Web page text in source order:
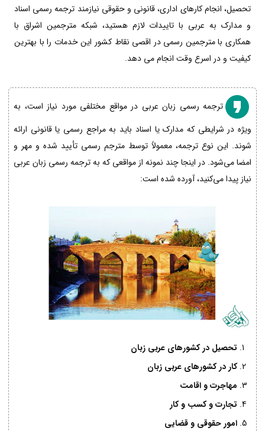
تحصیل، انجام کارهای اداری، قانونی و حقوقی نیازمند ترجمه رسمی اسناد
و مدارک به عربی با تاییدات لازم هستید، شبکه مترجمین اشراق با
همکاری با مترجمین رسمی در اقصی نقاط کشور این خدمات را با بهترین
کیفیت و در اسرع وقت انجام می دهد.
ترجمه رسمی زبان عربی در مواقع مختلفی مورد نیاز است، به
ویژه در شرایطی که مدارک یا اسناد باید به مراجع رسمی یا قانونی ارائه
شوند. این نوع ترجمه، معمولاً توسط مترجم رسمی تأیید شده و مهر و
امضا می‌شود. در اینجا چند نمونه از مواقعی که به ترجمه رسمی زبان عربی
نیاز پیدا می‌کنید، آورده شده است:
تحصیل در کشورهای عربی زبان
کار در کشورهای عربی زبان
مهاجرت و اقامت
تجارت و کسب و کار
امور حقوقی و قضایی